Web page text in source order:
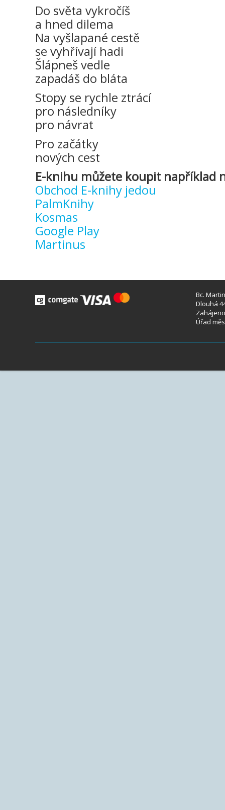
Do světa vykročíš
a hned dilema
Na vyšlapané cestě
se vyhřívají hadi
Šlápneš vedle
zapadáš do bláta
Stopy se rychle ztrácí
pro následníky
pro návrat
Pro začátky
nových cest
E-knihu můžete koupit například
Obchod E-knihy jedou
PalmKnihy
Kosmas
Google Play
Martinus
Bc.
Dlouhá
Úřad